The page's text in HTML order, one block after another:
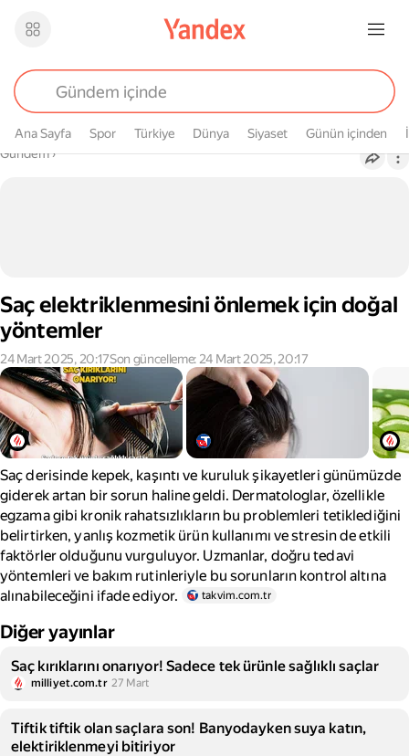
Ana Sayfa Spor Türkiye Dünya Siyaset Günün içinden
Buradasın
Gündem›
Saç elektriklenmesini önlemek için doğal
yöntemler
24 Mart 2025, 20:17Son güncelleme: 24 Mart 2025, 20:17
Saç derisinde kepek, kaşıntı ve kuruluk şikayetleri günümüzde
giderek artan bir sorun haline geldi. Dermatologlar, özellikle
egzama gibi kronik rahatsızlıkların bu problemleri tetiklediğini
belirtirken, yanlış kozmetik ürün kullanımı ve stresin de etkili
faktörler olduğunu vurguluyor. Uzmanlar, doğru tedavi
yöntemleri ve bakım rutinleriyle bu sorunların kontrol altına
alınabileceğini ifade ediyor.
takvim.com.tr
Diğer yayınlar
Saç kırıklarını onarıyor! Sadece tek ürünle sağlıklı saçlar
milliyet.com.tr 27 Mart
Tiftik tiftik olan saçlara son! Banyodayken suya katın,
elektiriklenmeyi bitiriyor